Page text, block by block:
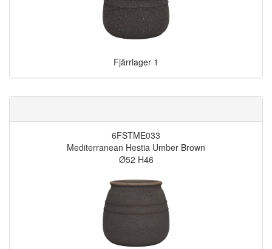
Fjärrlager 1
6FSTME033
Mediterranean Hestia Umber Brown
Ø52 H46